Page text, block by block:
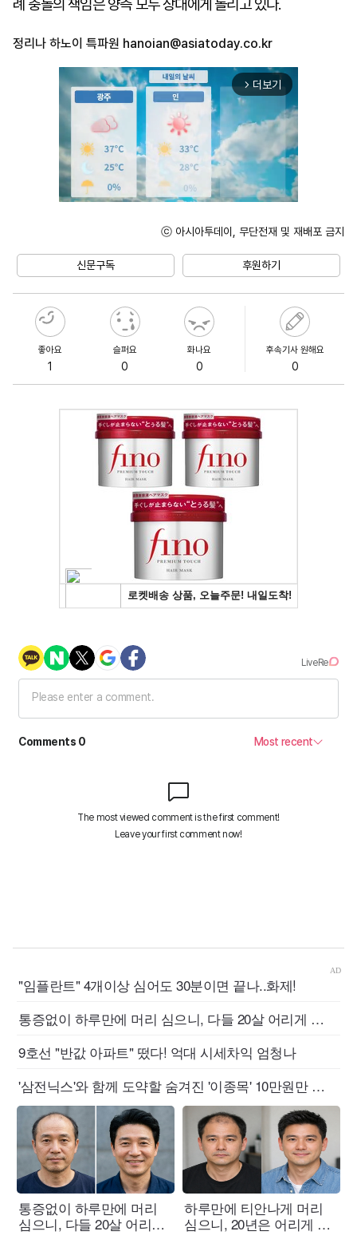
례 충돌의 책임은 양측 모두 상대에게 돌리고 있다.
정리나 하노이 특파원 hanoian@asiatoday.co.kr
arrow_forward_ios 더보기
ⓒ 아시아투데이, 무단전재 및 재배포 금지
신문구독 후원하기
좋아요
1
슬퍼요
0
화나요
0
후속기사 원해요
0